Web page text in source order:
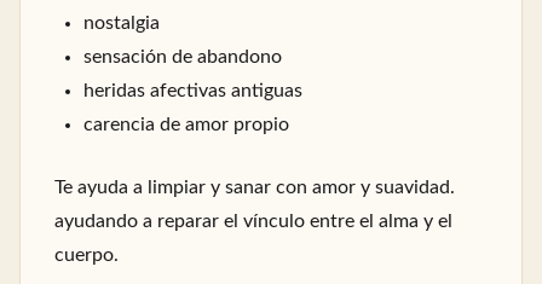
nostalgia
sensación de abandono
heridas afectivas antiguas
carencia de amor propio
Te ayuda a limpiar y sanar con amor y suavidad.
ayudando a reparar el vínculo entre el alma y el
cuerpo.